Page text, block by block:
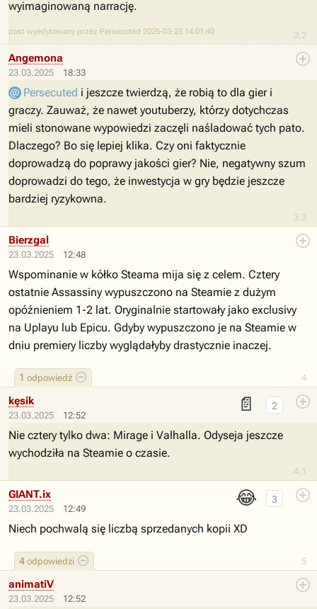
3.2
wyimaginowaną narrację.
post wyedytowany przez Persecuted 2025-03-23 14:01:40
23.03.2025 18:33
3.3
Angemona
Persecuted i jeszcze twierdzą, że robią to dla gier i
graczy. Zauważ, że nawet youtuberzy, którzy dotychczas
mieli stonowane wypowiedzi zaczęli naśladować tych pato.
Dlaczego? Bo się lepiej klika. Czy oni faktycznie
doprowadzą do poprawy jakości gier? Nie, negatywny szum
doprowadzi do tego, że inwestycja w gry będzie jeszcze
bardziej ryzykowna.
23.03.2025 12:48
4
1 odpowiedź
Bierzgal
Wspominanie w kółko Steama mija się z celem. Cztery
ostatnie Assassiny wypuszczono na Steamie z dużym
opóźnieniem 1-2 lat. Oryginalnie startowały jako exclusivy
na Uplayu lub Epicu. Gdyby wypuszczono je na Steamie w
dniu premiery liczby wyglądałyby drastycznie inaczej.
23.03.2025 12:52
📄
4.1
2
kęsik
Nie cztery tylko dwa: Mirage i Valhalla. Odyseja jeszcze
wychodziła na Steamie o czasie.
23.03.2025 12:49
😂
5
3
4 odpowiedzi
GIANT.ix
Niech pochwalą się liczbą sprzedanych kopii XD
23.03.2025 12:52
animatiV